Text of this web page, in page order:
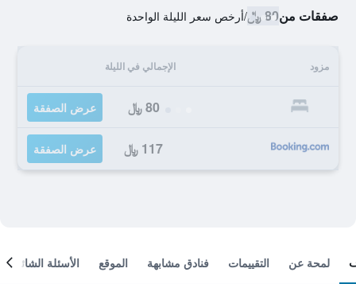
صفقات من80 ﷼ /أرخص سعر الليلة الواحدة
مزود الإجمالي في الليلة
80 ﷼ عرض الصفقة
117 ﷼ عرض الصفقة
لمحة عن التقييمات فنادق مشابهة الموقع الأسئلة الشائعة